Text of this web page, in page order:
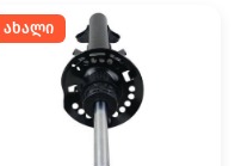
ახალი